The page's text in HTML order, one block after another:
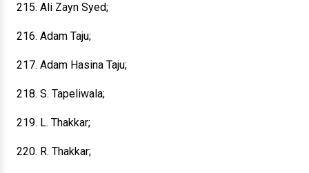
215. Ali Zayn Syed;
216. Adam Taju;
217. Adam Hasina Taju;
218. S. Tapeliwala;
219. L. Thakkar;
220. R. Thakkar;